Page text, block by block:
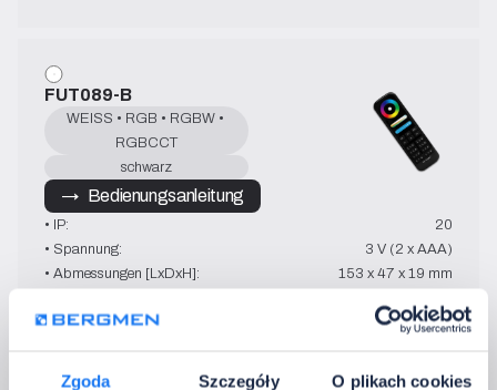
Zgoda Szczegóły O plikach cookies
FUT089-B
WEISS • RGB • RGBW •
RGBCCT
schwarz
→   Bedienungsanleitung
• IP:
20
• Spannung:
3 V (2 x AAA)
• Abmessungen [LxDxH]:
153 x 47 x 19 mm
• Betriebstemperatur:
-20~60°C